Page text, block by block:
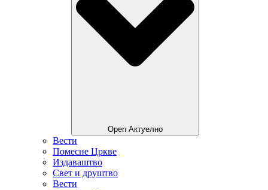
Open Актуелно
Вести
Помесне Цркве
Издаваштво
Свет и друштво
Вести